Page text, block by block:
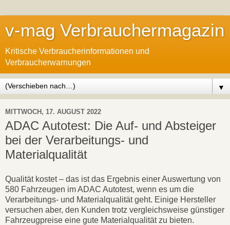
v-mag Verbrauchermagazin
Kritische Verbraucherinformationen und
Verbraucherwarnungen
▼
MITTWOCH, 17. AUGUST 2022
ADAC Autotest: Die Auf- und Absteiger
bei der Verarbeitungs- und
Materialqualität
Qualität kostet – das ist das Ergebnis einer Auswertung von
580 Fahrzeugen im ADAC Autotest, wenn es um die
Verarbeitungs- und Materialqualität geht. Einige Hersteller
versuchen aber, den Kunden trotz vergleichsweise günstiger
Fahrzeugpreise eine gute Materialqualität zu bieten.